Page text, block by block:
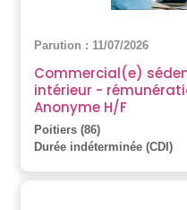
Parution : 11/07/2026
Commercial(e)
intérieur -
Anonyme H/F
Poitiers (86)
Durée indéterminée (CDI)